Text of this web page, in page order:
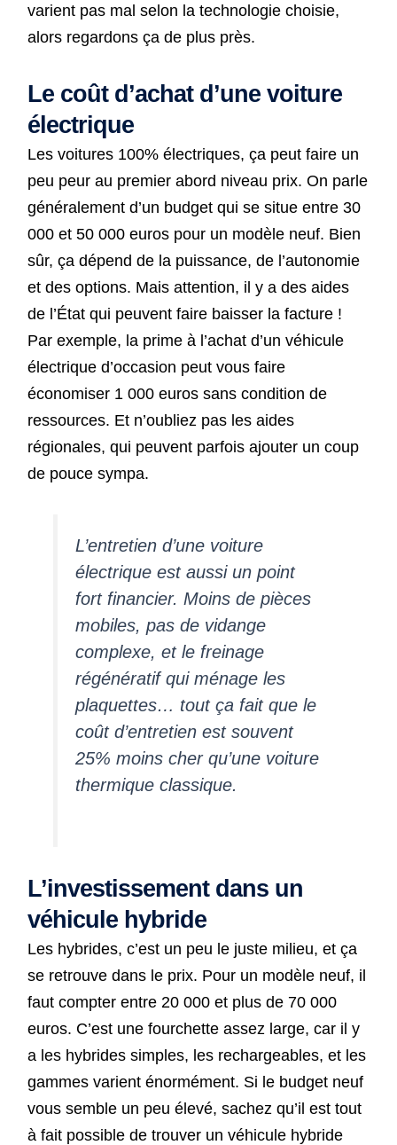
varient pas mal selon la technologie choisie,
alors regardons ça de plus près.
Le coût d’achat d’une voiture
électrique
Les voitures 100% électriques, ça peut faire un
peu peur au premier abord niveau prix. On parle
généralement d’un budget qui se situe entre 30
000 et 50 000 euros pour un modèle neuf. Bien
sûr, ça dépend de la puissance, de l’autonomie
et des options. Mais attention, il y a des aides
de l’État qui peuvent faire baisser la facture !
Par exemple, la prime à l’achat d’un véhicule
électrique d’occasion peut vous faire
économiser 1 000 euros sans condition de
ressources. Et n’oubliez pas les aides
régionales, qui peuvent parfois ajouter un coup
de pouce sympa.
L’entretien d’une voiture
électrique est aussi un point
fort financier. Moins de pièces
mobiles, pas de vidange
complexe, et le freinage
régénératif qui ménage les
plaquettes… tout ça fait que le
coût d’entretien est souvent
25% moins cher qu’une voiture
thermique classique.
L’investissement dans un
véhicule hybride
Les hybrides, c’est un peu le juste milieu, et ça
se retrouve dans le prix. Pour un modèle neuf, il
faut compter entre 20 000 et plus de 70 000
euros. C’est une fourchette assez large, car il y
a les hybrides simples, les rechargeables, et les
gammes varient énormément. Si le budget neuf
vous semble un peu élevé, sachez qu’il est tout
à fait possible de trouver un véhicule hybride